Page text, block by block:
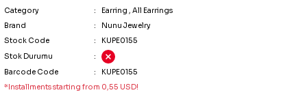
Category Earring , All Earrings
Brand
Nunu Jewelry
Stock Code
KUPE0155
Stok Durumu
Barcode Code
KUPE0155
*Installments starting from 0,55 USD!
Handcuff Bracelet
Triple Earring Sets